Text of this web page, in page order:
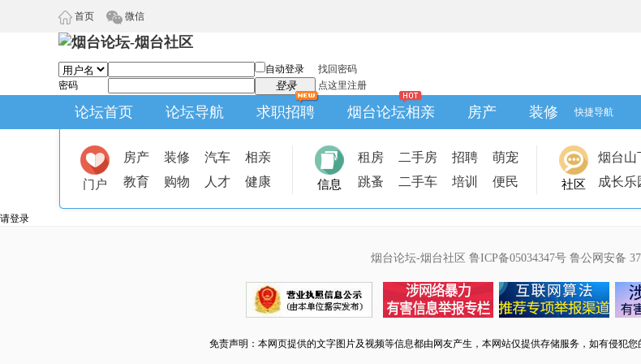
首页 微信
自动登录
找回密码
密码
登录 点这里注册
论坛首页 论坛导航 求职招聘 烟台论坛相亲 房产 装修 快捷导航
门户
房产 装修 汽车
相亲
教育
购物 人才 健康 信息
租房 二手房 招聘
萌宠
跳蚤
二手车 培训 便民 社区
烟台山
成长乐
请登录
烟台论坛-烟台社区 鲁ICP备05034347号 鲁公网安备
免责声明：本网页提供的文字图片及视频等信息都由网友产生，本网站仅提供存储服务，如有侵犯